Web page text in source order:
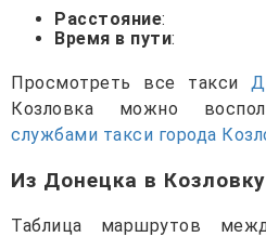
Расстояние:
Время в пути:
Просмотреть все такси
Козловка можно
службами такси города
Из Донецка в Козловку
Таблица маршрутов